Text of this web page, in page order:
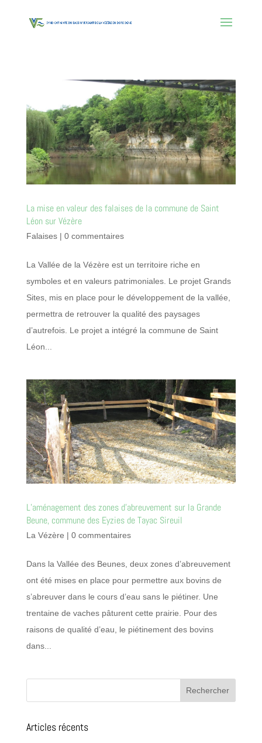
La mise en valeur des falaises de la commune de Saint
Léon sur Vézère
Falaises| 0 commentaires
La Vallée de la Vézère est un territoire riche en
symboles et en valeurs patrimoniales. Le projet Grands
Sites, mis en place pour le développement de la vallée,
permettra de retrouver la qualité des paysages
d’autrefois. Le projet a intégré la commune de Saint
Léon...
L’aménagement des zones d’abreuvement sur la Grande
Beune, commune des Eyzies de Tayac Sireuil
La Vézère | 0 commentaires
Dans la Vallée des Beunes, deux zones d’abreuvement
ont été mises en place pour permettre aux bovins de
s’abreuver dans le cours d’eau sans le piétiner. Une
trentaine de vaches pâturent cette prairie. Pour des
raisons de qualité d’eau, le piétinement des bovins
dans...
Articles récents